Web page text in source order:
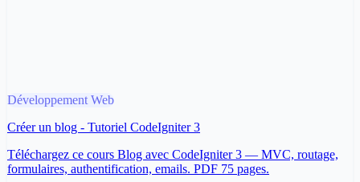
Développement Web
Créer un blog - Tutoriel CodeIgniter 3
Téléchargez ce cours Blog avec CodeIgniter 3 — MVC, routage,
formulaires, authentification, emails. PDF 75 pages.